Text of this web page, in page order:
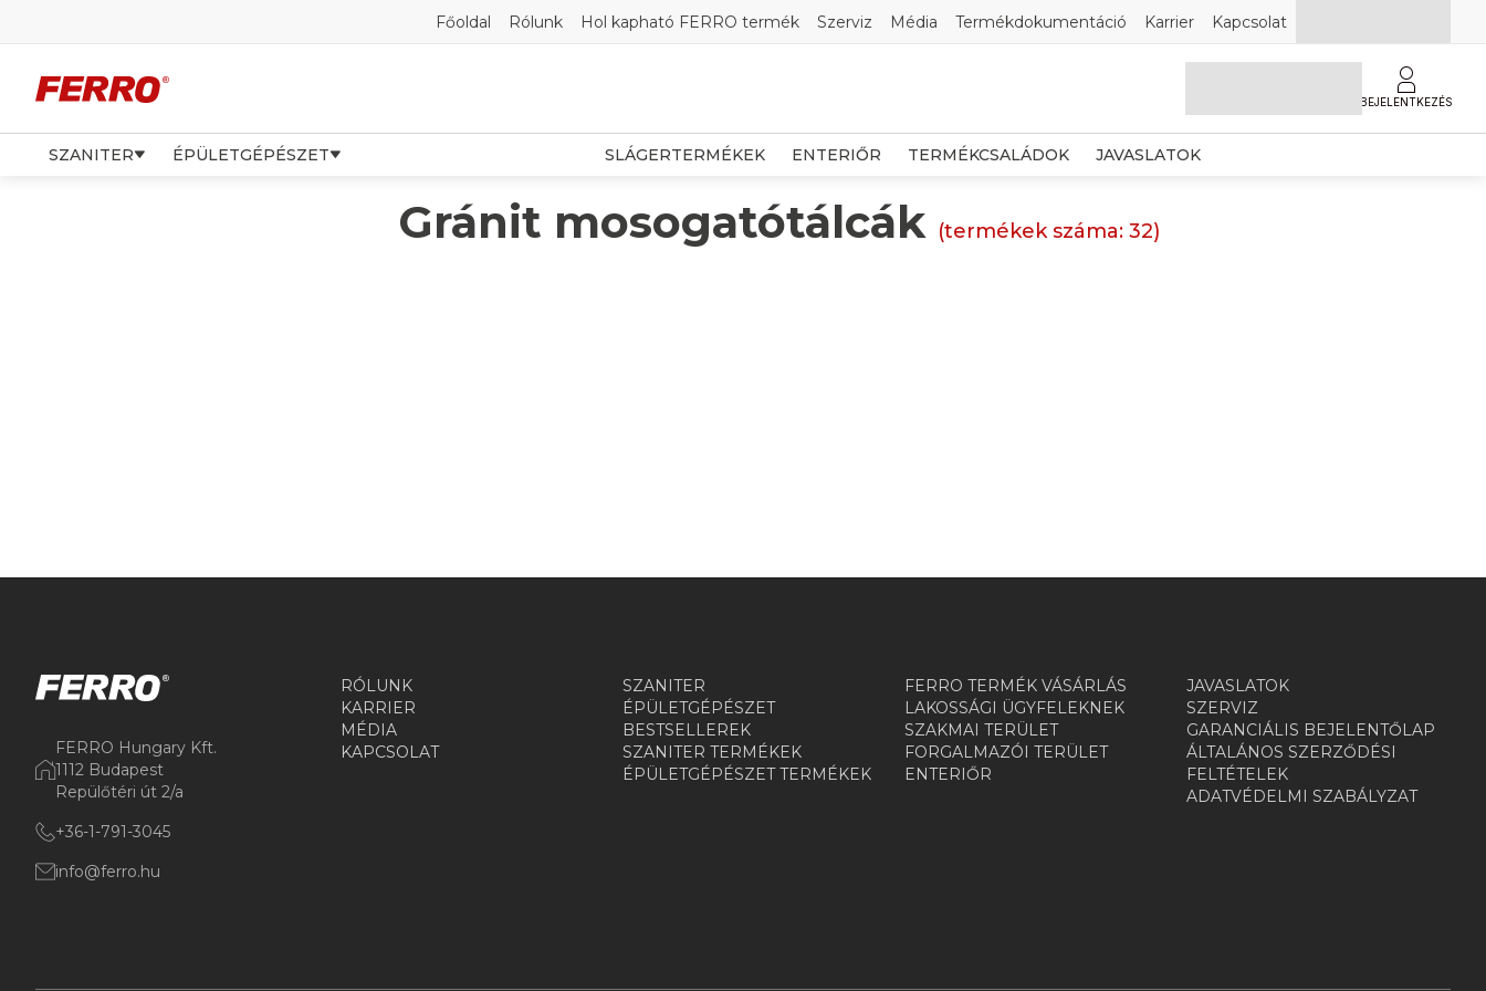
Főoldal Rólunk Hol kapható FERRO termék Szerviz Média Termékdokumentáció Karrier Kapcsolat
BEJELENTKEZÉS
SZANITER ÉPÜLETGÉPÉSZET SLÁGERTERMÉKEK ENTERIŐR TERMÉKCSALÁDOK JAVASLATOK
Gránit mosogatótálcák (termékek száma: 32)
FERRO Hungary Kft.
1112 Budapest
Repülőtéri út 2/a
+36-1-791-3045
info@ferro.hu
RÓLUNK
KARRIER
MÉDIA
KAPCSOLAT
SZANITER
ÉPÜLETGÉPÉSZET
BESTSELLEREK
SZANITER TERMÉKEK
ÉPÜLETGÉPÉSZET TERMÉKEK
FERRO TERMÉK VÁSÁRLÁS
LAKOSSÁGI ÜGYFELEKNEK
SZAKMAI TERÜLET
FORGALMAZÓI TERÜLET
ENTERIŐR
JAVASLATOK
SZERVIZ
GARANCIÁLIS BEJELENTŐLAP
ÁLTALÁNOS SZERZŐDÉSI
FELTÉTELEK
ADATVÉDELMI SZABÁLYZAT